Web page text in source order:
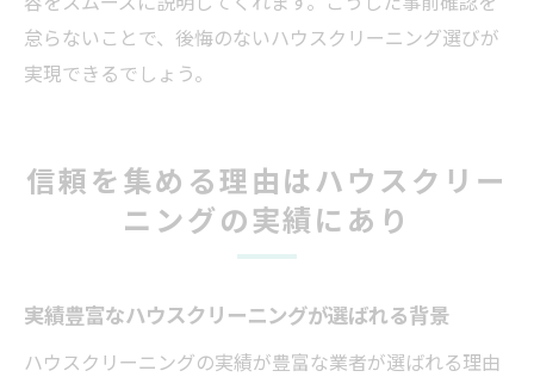
怠らないことで、後悔のないハウスクリーニング選びが
実現できるでしょう。
信頼を集める理由はハウスクリー
ニングの実績にあり
実績豊富なハウスクリーニングが選ばれる背景
ハウスクリーニングの実績が豊富な業者が選ばれる理由